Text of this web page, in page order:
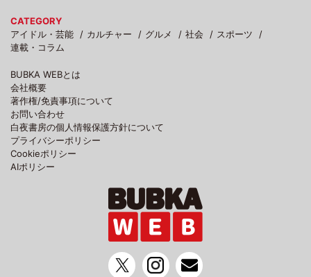
CATEGORY
アイドル・芸能
カルチャー グルメ 社会
スポーツ
連載・コラム
BUBKA WEBとは
会社概要
著作権/免責事項について
お問い合わせ
白夜書房の個人情報保護方針について
プライバシーポリシー
Cookieポリシー
AIポリシー